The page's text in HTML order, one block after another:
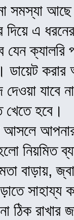
সমস্যা
দিয়ে এ
যেন
করার
যাবে
খেতে হবে।
আসলে
নিয়মিত
বাড়ায়,
সাহায্য
ঠিক